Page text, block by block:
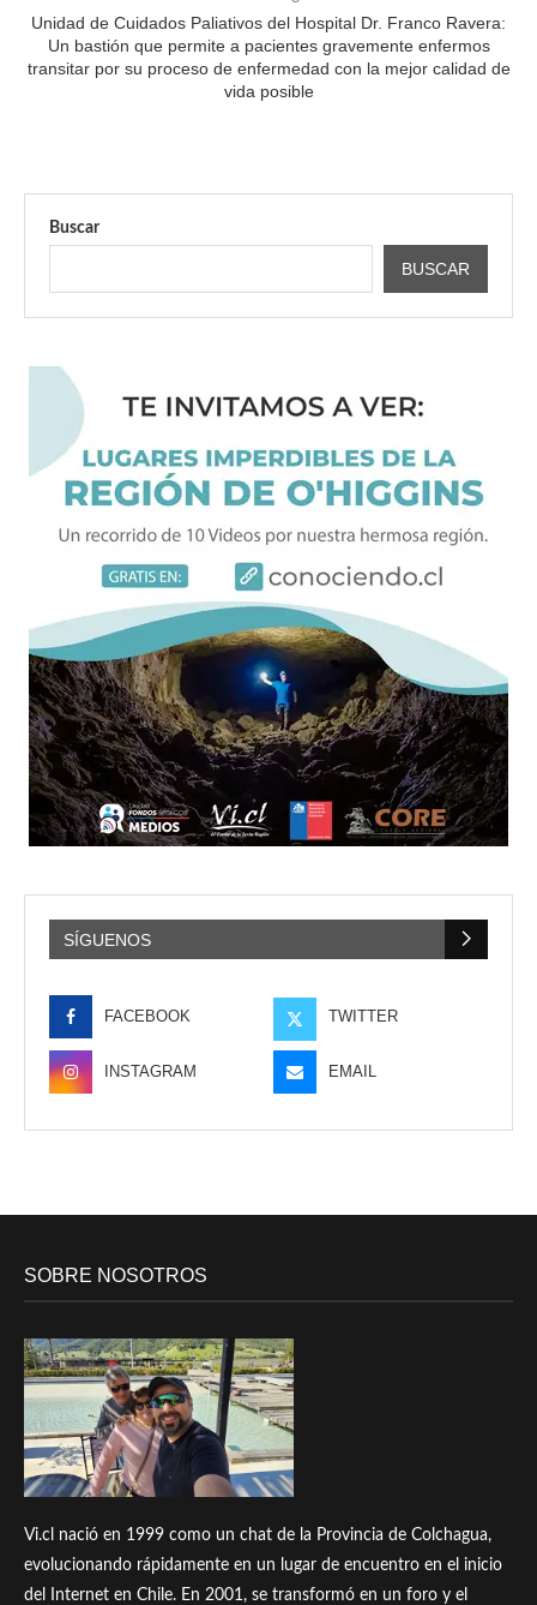
Unidad de Cuidados Paliativos del Hospital Dr. Franco Ravera:
Un bastión que permite a pacientes gravemente enfermos
transitar por su proceso de enfermedad con la mejor calidad de
vida posible
Buscar
BUSCAR
SÍGUENOS
FACEBOOK TWITTER
INSTAGRAM EMAIL
SOBRE NOSOTROS
Vi.cl nació en 1999 como un chat de la Provincia de Colchagua,
evolucionando rápidamente en un lugar de encuentro en el inicio
del Internet en Chile. En 2001, se transformó en un foro y el